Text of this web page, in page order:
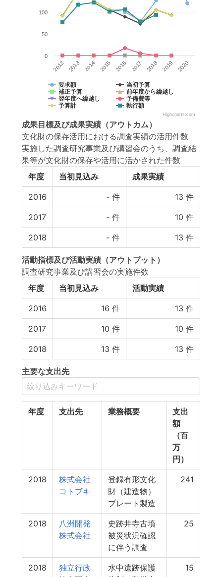
要求額
当初予算
補正予算
前年度から繰越し
翌年度へ繰越し
予備費等
予算計
執行額
2012 2013 2014 2015 2016 2017 2018 2019 2020
0
50
100
Highcharts.com
成果目標及び成果実績 （アウトカム）
文化財の保存活用における調査実績の活用件数
実施した調査研究事業及び講習会のうち、調査結
果等が文化財の保存や活用に活かされた件数
年度
当初見込み 成果実績
2016 - 件 13 件
2017 - 件 10 件
2018 - 件 13 件
活動指標及び活動実績 （アウトプット）
調査研究事業及び講習会の実施件数
年度
当初見込み 活動実績
2016 16 件 13 件
2017 10 件 10 件
2018 13 件 13 件
主要な支出先
年度 支出先 業務概要
支出
額
（百
万
円）
2018
株式会社
コトブキ
登録有形文化
財（建造物）
プレート製造
241
2018
八洲開発
株式会社
史跡井寺古墳
被災状況確認
に伴う調査
25
2018
独立行政
水中遺跡保護
15